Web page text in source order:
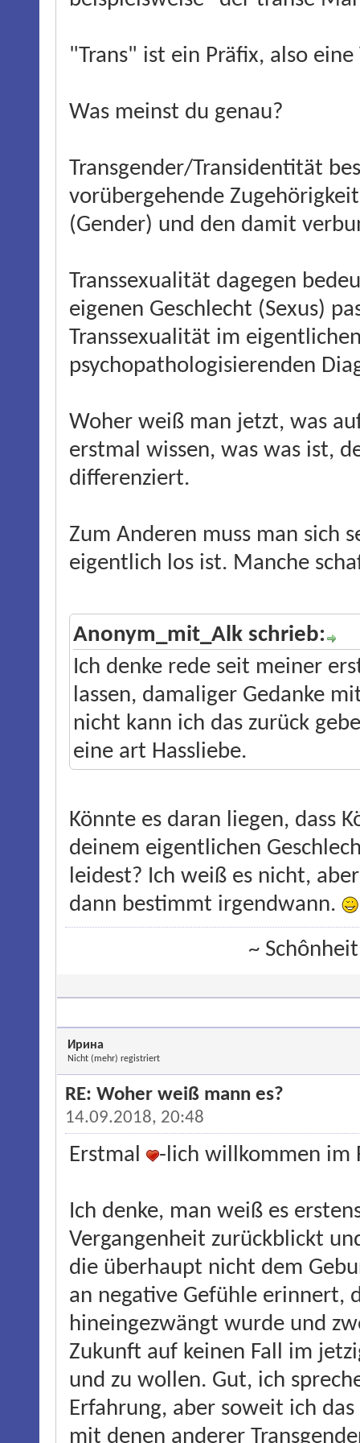
"Trans" ist ein Präfix, also eine
Was meinst du genau?
Transgender/Transidentität
vorübergehende
(Gender) und den damit
Transsexualität dagegen
eigenen Geschlecht (Sexus)
Transsexualität im
psychopathologisierenden
Woher weiß man jetzt, was
erstmal wissen, was was ist,
differenziert.
Zum Anderen muss man sich
eigentlich los ist. Manche
Anonym_mit_Alk schrieb:
Ich denke rede seit meiner
lassen, damaliger Gedanke
nicht kann ich das zurück
eine art Hassliebe.
Könnte es daran liegen, dass
deinem eigentlichen
leidest? Ich weiß es nicht,
dann bestimmt irgendwann.
~
Ирина
Nicht (mehr) registriert
RE: Woher weiß mann es?
14.09.2018, 20:48
Erstmal -lich willkommen im
Ich denke, man weiß es
Vergangenheit zurückblickt
die überhaupt nicht dem
an negative Gefühle erinnert,
hineingezwängt wurde und
Zukunft auf keinen Fall im
und zu wollen. Gut, ich
Erfahrung, aber soweit ich
mit denen anderer